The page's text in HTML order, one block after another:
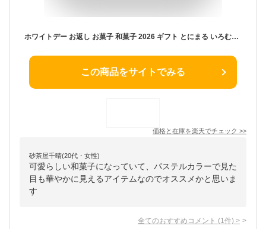
ホワイトデー お返し お菓子 和菓子 2026 ギフト とにまる いろむすび ビンタイプ キャンディー おしゃれ かわいい 人気 スイーツ ありがとう 子供
この商品をサイトでみる
価格と在庫を楽天でチェック >>
砂茶屋千晴(20代・女性)
可愛らしい和菓子になっていて、パステルカラーで見た
目も華やかに見えるアイテムなのでオススメかと思いま
す
全てのおすすめコメント (1 件) >